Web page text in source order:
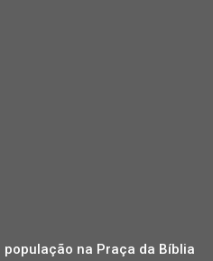
na Praça da Bíblia